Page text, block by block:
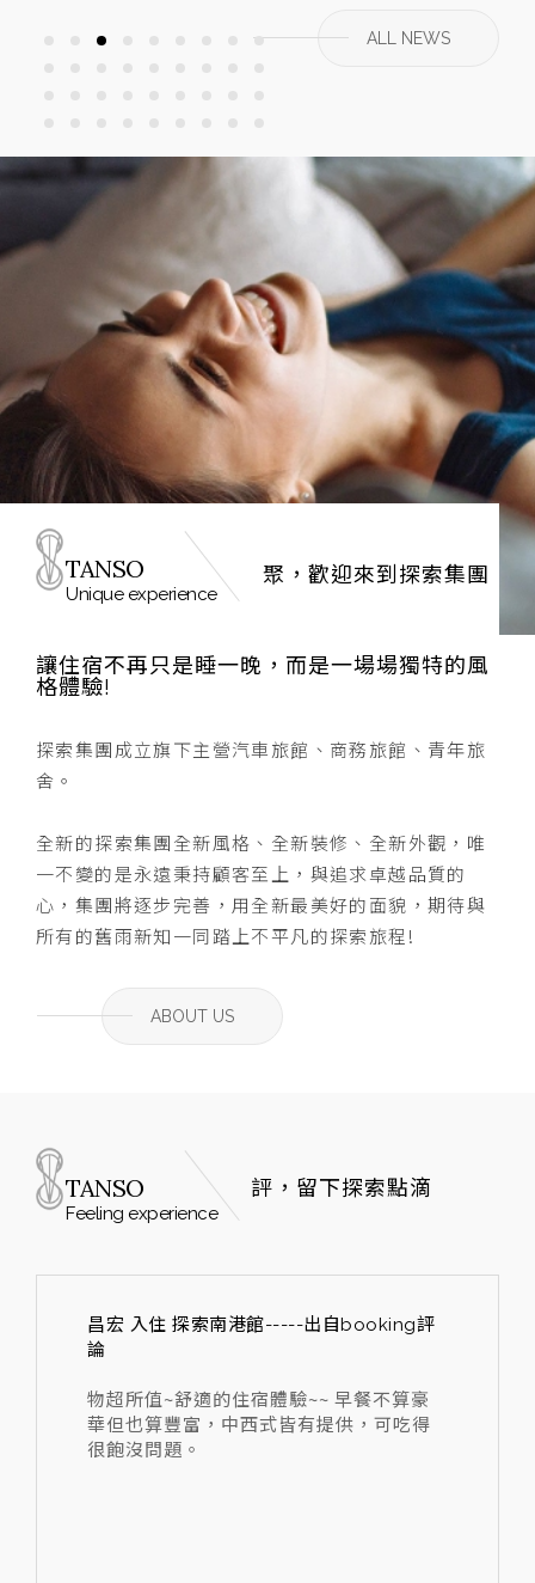
ALL NEWS
TANSO
Unique experience
聚，歡迎來到探索集團
讓住宿不再只是睡一晚，而是一場場獨特的風
格體驗!
探索集團成立旗下主營汽車旅館、商務旅館、青年旅
舍。
全新的探索集團全新風格、全新裝修、全新外觀，唯
一不變的是永遠秉持顧客至上，與追求卓越品質的
心，集團將逐步完善，用全新最美好的面貌，期待與
所有的舊雨新知一同踏上不平凡的探索旅程!
ABOUT US
TANSO
Feeling experience
評，留下探索點滴
昌宏 入住 探索南港館-----出自booking評
論
物超所值~舒適的住宿體驗~~ 早餐不算豪
華但也算豐富，中西式皆有提供，可吃得
很飽沒問題。